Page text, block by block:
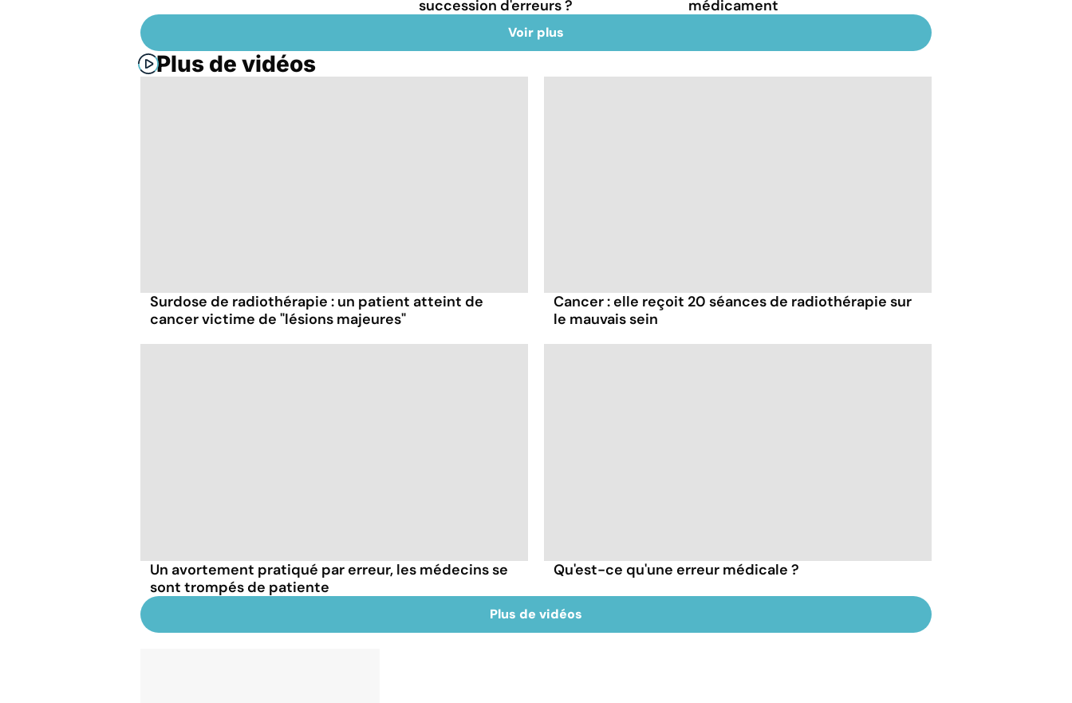
succession d'erreurs ?
médicament
Voir plus
Plus de vidéos
Surdose de radiothérapie : un patient atteint de
cancer victime de "lésions majeures"
Cancer : elle reçoit 20 séances de radiothérapie sur
le mauvais sein
Un avortement pratiqué par erreur, les médecins se
sont trompés de patiente
Qu'est-ce qu'une erreur médicale ?
Plus de vidéos